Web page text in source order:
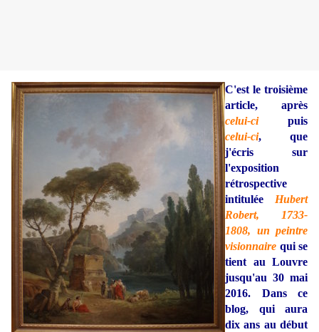
C'est le troisième
article, après
celui-cipuis
celui-ci, que
j'écris sur
l'exposition
rétrospective
intitulée Hubert
Robert, 1733-
1808, un peintre
visionnaire qui se
tient au Louvre
jusqu'au 30 mai
2016. Dans ce
blog, qui aura
dix ans au début